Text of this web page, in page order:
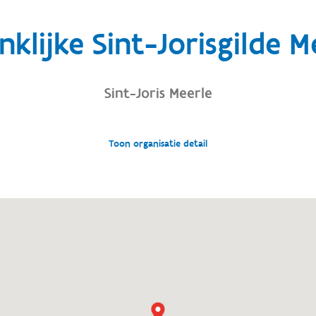
Sint-Jorisgilde
Sint-Joris Meerle
Toon organisatie detail